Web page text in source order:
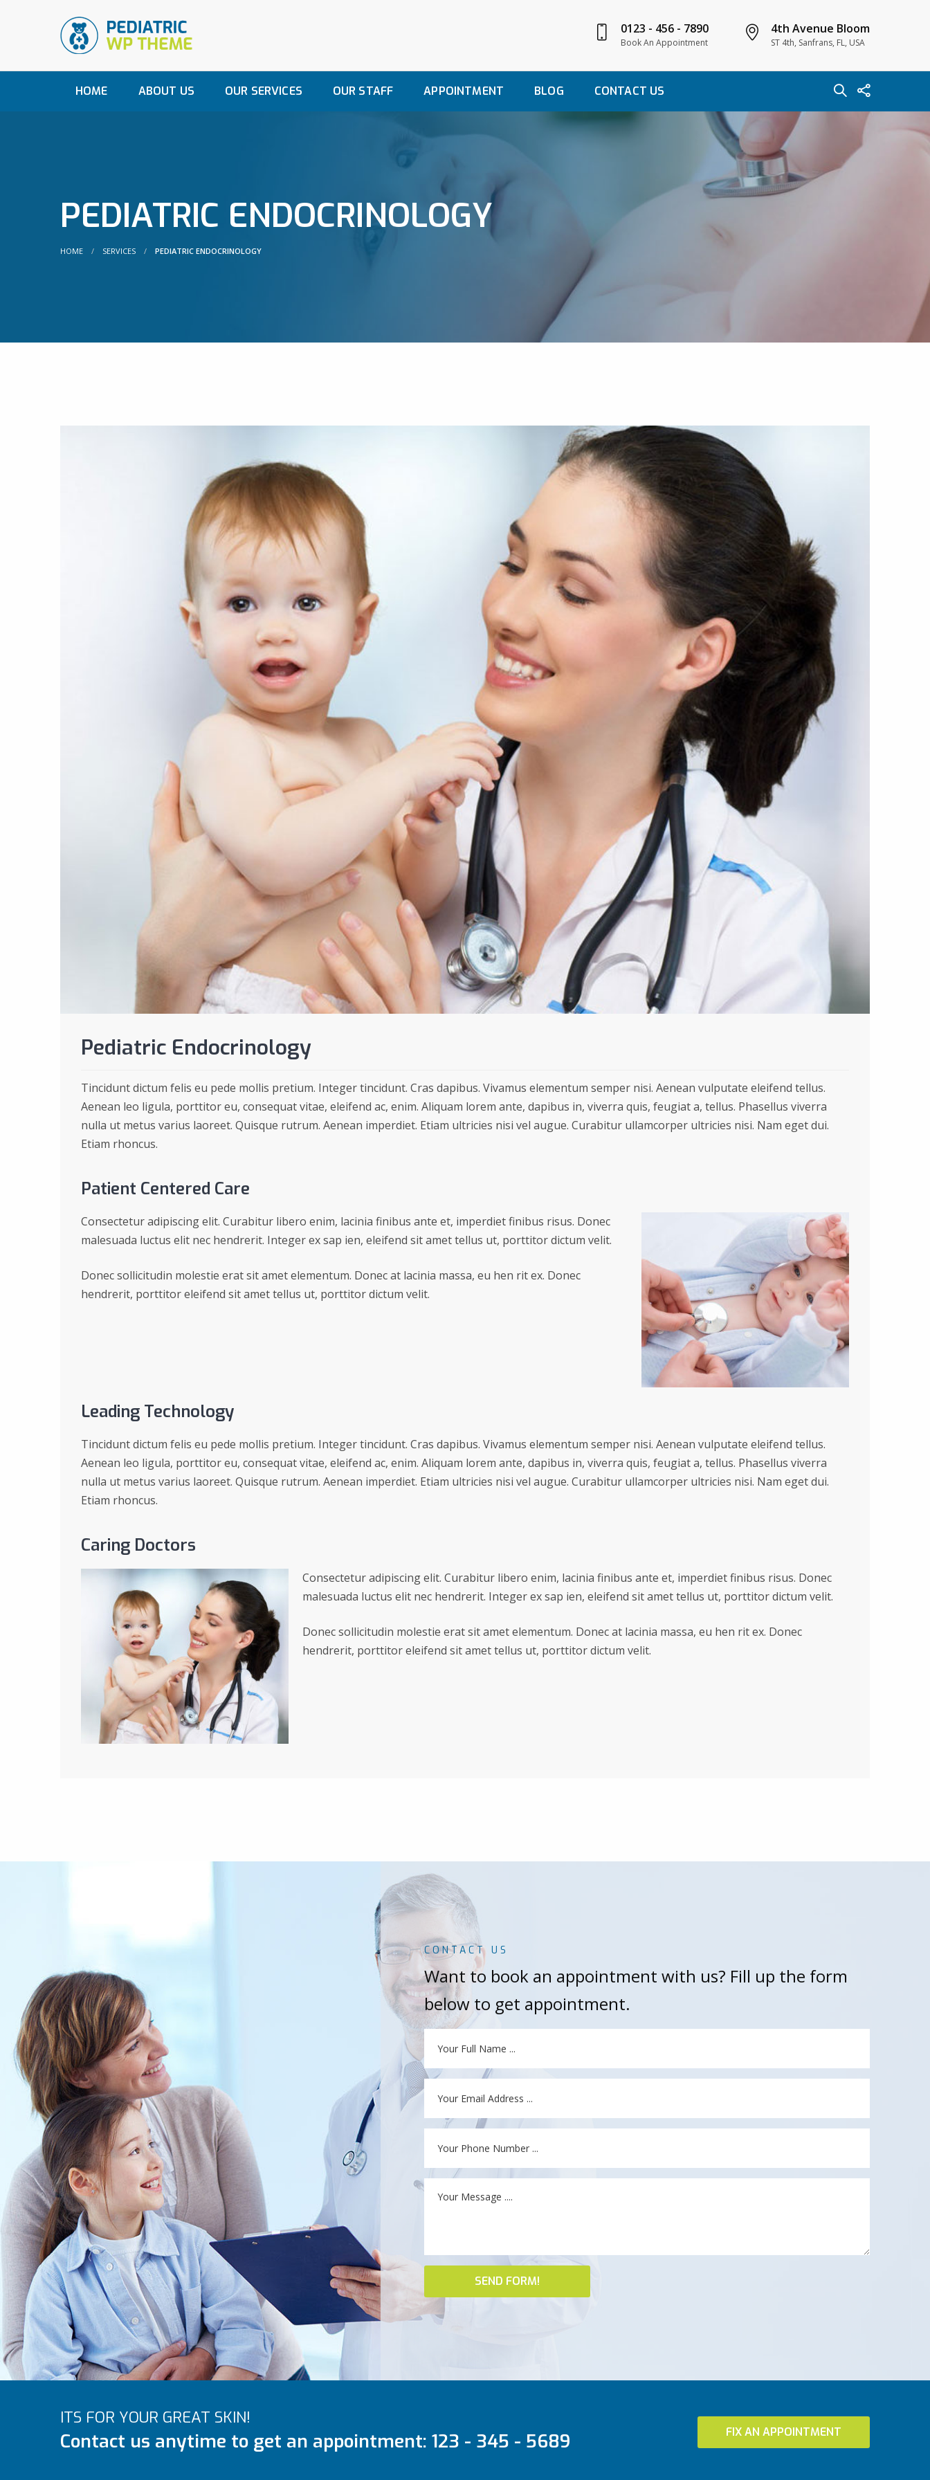
0123 - 456 - 7890
Book An Appointment
4th Avenue Bloom
ST 4th, Sanfrans, FL, USA
HOME ABOUT US OUR SERVICES OUR STAFF APPOINTMENT BLOG CONTACT US
PEDIATRIC ENDOCRINOLOGY
HOME SERVICES PEDIATRIC ENDOCRINOLOGY
Pediatric Endocrinology
Tincidunt dictum felis eu pede mollis pretium. Integer tincidunt. Cras dapibus. Vivamus elementum semper nisi. Aenean vulputate eleifend tellus.
Aenean leo ligula, porttitor eu, consequat vitae, eleifend ac, enim. Aliquam lorem ante, dapibus in, viverra quis, feugiat a, tellus. Phasellus viverra
nulla ut metus varius laoreet. Quisque rutrum. Aenean imperdiet. Etiam ultricies nisi vel augue. Curabitur ullamcorper ultricies nisi. Nam eget dui.
Etiam rhoncus.
Patient Centered Care
Consectetur adipiscing elit. Curabitur libero enim, lacinia finibus ante et, imperdiet finibus risus. Donec
malesuada luctus elit nec hendrerit. Integer ex sap ien, eleifend sit amet tellus ut, porttitor dictum velit.
Donec sollicitudin molestie erat sit amet elementum. Donec at lacinia massa, eu hen rit ex. Donec
hendrerit, porttitor eleifend sit amet tellus ut, porttitor dictum velit.
Leading Technology
Tincidunt dictum felis eu pede mollis pretium. Integer tincidunt. Cras dapibus. Vivamus elementum semper nisi. Aenean vulputate eleifend tellus.
Aenean leo ligula, porttitor eu, consequat vitae, eleifend ac, enim. Aliquam lorem ante, dapibus in, viverra quis, feugiat a, tellus. Phasellus viverra
nulla ut metus varius laoreet. Quisque rutrum. Aenean imperdiet. Etiam ultricies nisi vel augue. Curabitur ullamcorper ultricies nisi. Nam eget dui.
Etiam rhoncus.
Caring Doctors
Consectetur adipiscing elit. Curabitur libero enim, lacinia finibus ante et, imperdiet finibus risus. Donec
malesuada luctus elit nec hendrerit. Integer ex sap ien, eleifend sit amet tellus ut, porttitor dictum velit.
Donec sollicitudin molestie erat sit amet elementum. Donec at lacinia massa, eu hen rit ex. Donec
hendrerit, porttitor eleifend sit amet tellus ut, porttitor dictum velit.
CONTACT US
Want to book an appointment with us? Fill up the form
below to get appointment.
ITS FOR YOUR GREAT SKIN!
Contact us anytime to get an appointment: 123 - 345 - 5689 FIX AN APPOINTMENT